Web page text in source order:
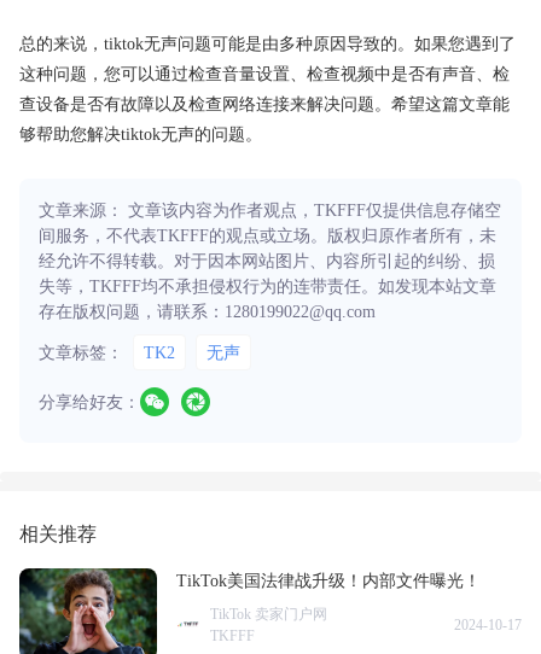
总的来说，tiktok无声问题可能是由多种原因导致的。如果您遇到了
这种问题，您可以通过检查音量设置、检查视频中是否有声音、检
查设备是否有故障以及检查网络连接来解决问题。希望这篇文章能
够帮助您解决tiktok无声的问题。
文章来源： 文章该内容为作者观点，TKFFF仅提供信息存储空
间服务，不代表TKFFF的观点或立场。版权归原作者所有，未
经允许不得转载。对于因本网站图片、内容所引起的纠纷、损
失等，TKFFF均不承担侵权行为的连带责任。如发现本站文章
存在版权问题，请联系：1280199022@qq.com
文章标签： TK2 无声
分享给好友：
相关推荐
TikTok美国法律战升级！内部文件曝光！
TikTok 卖家门户网
TKFFF
2024-10-17